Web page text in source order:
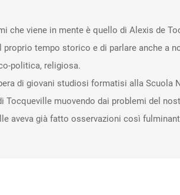
che viene in mente è quello di Alexis de
tempo storico e di parlare anche a
politica, religiosa.
di giovani studiosi formatisi alla Scuola
Tocqueville muovendo dai problemi del
aveva già fatto osservazioni così